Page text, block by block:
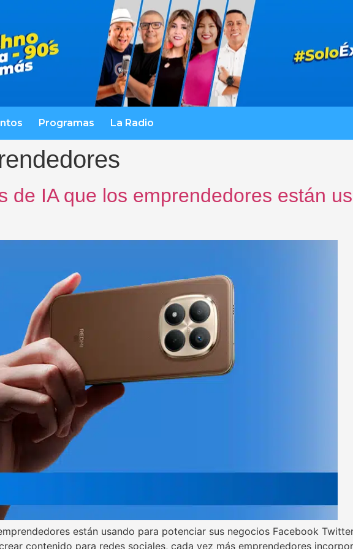
Programas La Radio
de IA que los emprendedores están
están usando para potenciar sus negocios Facebook
contenido para redes sociales, cada vez más emprendedores